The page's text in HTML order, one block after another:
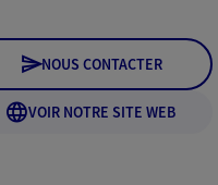
NOUS CONTACTER
VOIR NOTRE SITE WEB